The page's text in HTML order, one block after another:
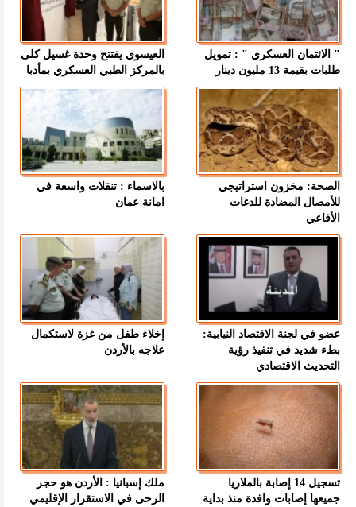
" الائتمان العسكري " : تمويل
طلبات بقيمة 13 مليون دينار
العيسوي يفتتح وحدة غسيل كلى
بالمركز الطبي العسكري بمأدبا
الصحة: مخزون استراتيجي
للأمصال المضادة للدغات
الأفاعي
بالاسماء : تنقلات واسعة في
امانة عمان
عضو في لجنة الاقتصاد النيابية:
بطء شديد في تنفيذ رؤية
التحديث الاقتصادي
إخلاء طفل من غزة لاستكمال
علاجه بالأردن
تسجيل 14 إصابة بالملاريا
جميعها إصابات وافدة منذ بداية
ملك إسبانيا : الأردن هو حجر
الرحى في الاستقرار الإقليمي